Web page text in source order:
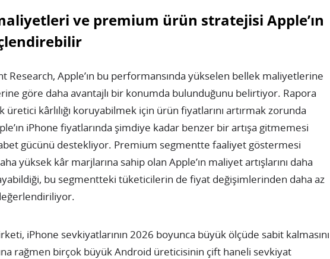
ve premium ürün stratejisi Apple’ın
Research, Apple’ın bu performansında yükselen bellek maliyetlerine
göre daha avantajlı bir konumda bulunduğunu belirtiyor. Rapora
üretici kârlılığı koruyabilmek için ürün fiyatlarını artırmak zorunda
iPhone fiyatlarında şimdiye kadar benzer bir artışa gitmemesi
gücünü destekliyor. Premium segmentte faaliyet göstermesi
yüksek kâr marjlarına sahip olan Apple’ın maliyet artışlarını daha
bu segmentteki tüketicilerin de fiyat değişimlerinden daha az
iPhone sevkiyatlarının 2026 boyunca büyük ölçüde sabit kalmasını
rağmen birçok büyük Android üreticisinin çift haneli sevkiyat